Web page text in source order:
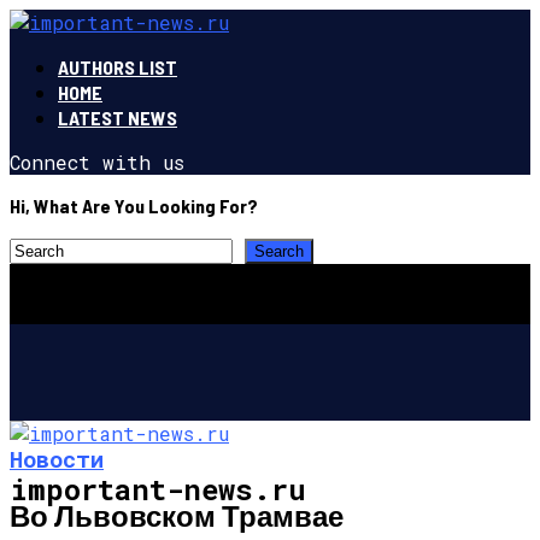
AUTHORS LIST
HOME
LATEST NEWS
Connect with us
Hi, What Are You Looking For?
important-news.ru
Новости
Во Львовском Трамвае